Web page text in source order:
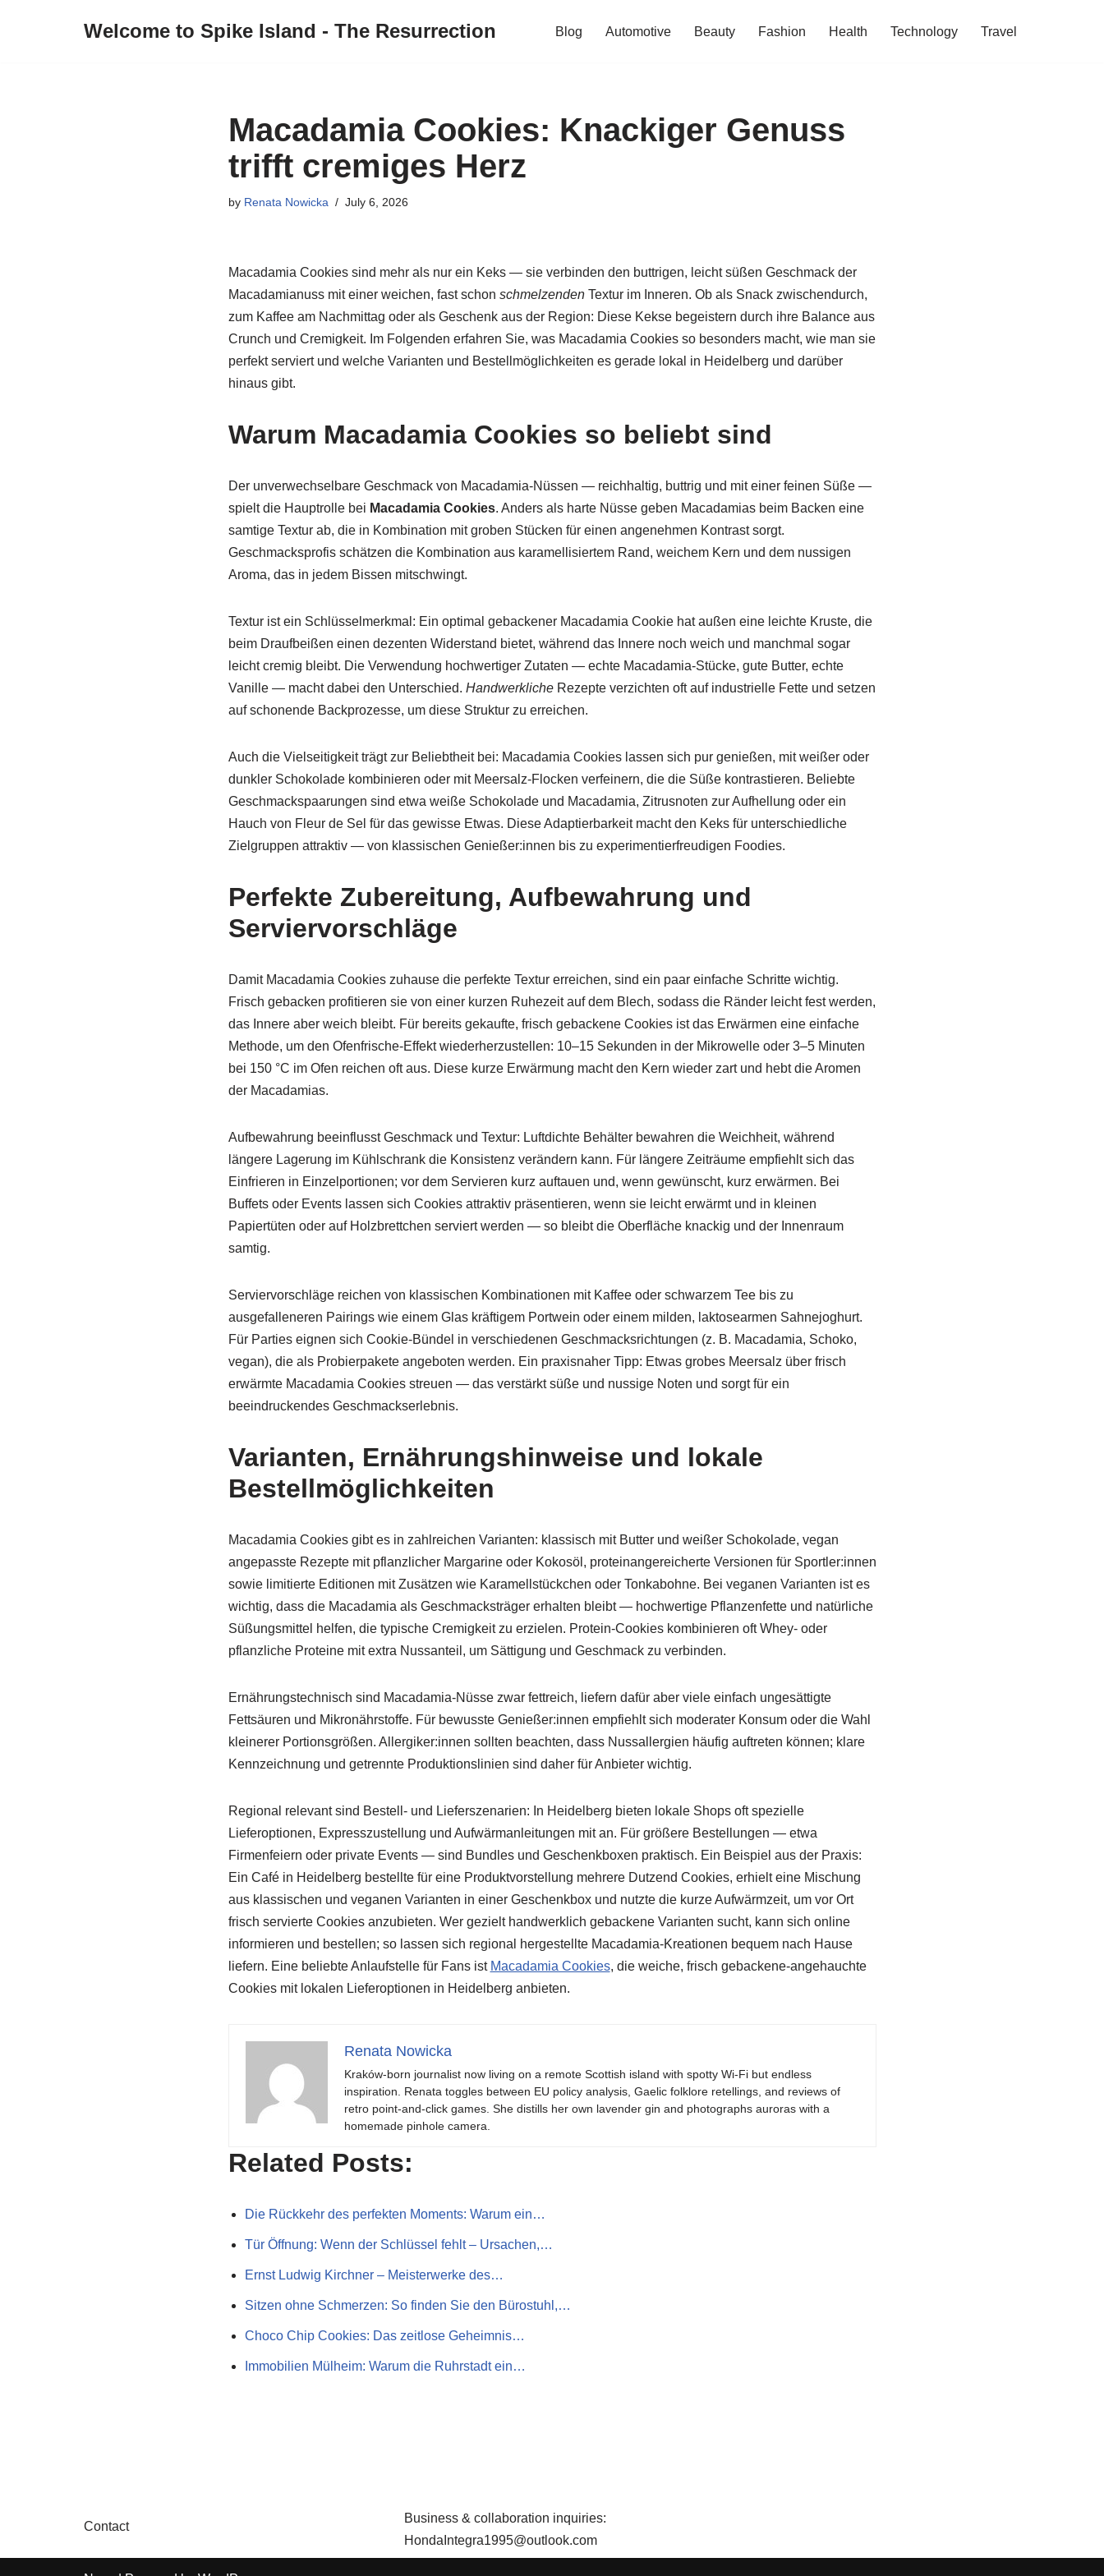
Welcome to Spike Island - The Resurrection Blog Automotive Beauty Fashion Health Technology Travel
Macadamia Cookies: Knackiger Genuss
trifft cremiges Herz
by Renata Nowicka July 6, 2026
Macadamia Cookies sind mehr als nur ein Keks — sie verbinden den buttrigen, leicht süßen Geschmack der
Macadamianuss mit einer weichen, fast schon schmelzendenTextur im Inneren. Ob als Snack zwischendurch,
zum Kaffee am Nachmittag oder als Geschenk aus der Region: Diese Kekse begeistern durch ihre Balance aus
Crunch und Cremigkeit. Im Folgenden erfahren Sie, was Macadamia Cookies so besonders macht, wie man sie
perfekt serviert und welche Varianten und Bestellmöglichkeiten es gerade lokal in Heidelberg und darüber
hinaus gibt.
Warum Macadamia Cookies so beliebt sind
Der unverwechselbare Geschmack von Macadamia-Nüssen — reichhaltig, buttrig und mit einer feinen Süße —
spielt die Hauptrolle bei Macadamia Cookies. Anders als harte Nüsse geben Macadamias beim Backen eine
samtige Textur ab, die in Kombination mit groben Stücken für einen angenehmen Kontrast sorgt.
Geschmacksprofis schätzen die Kombination aus karamellisiertem Rand, weichem Kern und dem nussigen
Aroma, das in jedem Bissen mitschwingt.
Textur ist ein Schlüsselmerkmal: Ein optimal gebackener Macadamia Cookie hat außen eine leichte Kruste, die
beim Draufbeißen einen dezenten Widerstand bietet, während das Innere noch weich und manchmal sogar
leicht cremig bleibt. Die Verwendung hochwertiger Zutaten — echte Macadamia-Stücke, gute Butter, echte
Vanille — macht dabei den Unterschied. HandwerklicheRezepte verzichten oft auf industrielle Fette und setzen
auf schonende Backprozesse, um diese Struktur zu erreichen.
Auch die Vielseitigkeit trägt zur Beliebtheit bei: Macadamia Cookies lassen sich pur genießen, mit weißer oder
dunkler Schokolade kombinieren oder mit Meersalz-Flocken verfeinern, die die Süße kontrastieren. Beliebte
Geschmackspaarungen sind etwa weiße Schokolade und Macadamia, Zitrusnoten zur Aufhellung oder ein
Hauch von Fleur de Sel für das gewisse Etwas. Diese Adaptierbarkeit macht den Keks für unterschiedliche
Zielgruppen attraktiv — von klassischen Genießer:innen bis zu experimentierfreudigen Foodies.
Perfekte Zubereitung, Aufbewahrung und
Serviervorschläge
Damit Macadamia Cookies zuhause die perfekte Textur erreichen, sind ein paar einfache Schritte wichtig.
Frisch gebacken profitieren sie von einer kurzen Ruhezeit auf dem Blech, sodass die Ränder leicht fest werden,
das Innere aber weich bleibt. Für bereits gekaufte, frisch gebackene Cookies ist das Erwärmen eine einfache
Methode, um den Ofenfrische-Effekt wiederherzustellen: 10–15 Sekunden in der Mikrowelle oder 3–5 Minuten
bei 150 °C im Ofen reichen oft aus. Diese kurze Erwärmung macht den Kern wieder zart und hebt die Aromen
der Macadamias.
Aufbewahrung beeinflusst Geschmack und Textur: Luftdichte Behälter bewahren die Weichheit, während
längere Lagerung im Kühlschrank die Konsistenz verändern kann. Für längere Zeiträume empfiehlt sich das
Einfrieren in Einzelportionen; vor dem Servieren kurz auftauen und, wenn gewünscht, kurz erwärmen. Bei
Buffets oder Events lassen sich Cookies attraktiv präsentieren, wenn sie leicht erwärmt und in kleinen
Papiertüten oder auf Holzbrettchen serviert werden — so bleibt die Oberfläche knackig und der Innenraum
samtig.
Serviervorschläge reichen von klassischen Kombinationen mit Kaffee oder schwarzem Tee bis zu
ausgefalleneren Pairings wie einem Glas kräftigem Portwein oder einem milden, laktosearmen Sahnejoghurt.
Für Parties eignen sich Cookie-Bündel in verschiedenen Geschmacksrichtungen (z. B. Macadamia, Schoko,
vegan), die als Probierpakete angeboten werden. Ein praxisnaher Tipp: Etwas grobes Meersalz über frisch
erwärmte Macadamia Cookies streuen — das verstärkt süße und nussige Noten und sorgt für ein
beeindruckendes Geschmackserlebnis.
Varianten, Ernährungshinweise und lokale
Bestellmöglichkeiten
Macadamia Cookies gibt es in zahlreichen Varianten: klassisch mit Butter und weißer Schokolade, vegan
angepasste Rezepte mit pflanzlicher Margarine oder Kokosöl, proteinangereicherte Versionen für Sportler:innen
sowie limitierte Editionen mit Zusätzen wie Karamellstückchen oder Tonkabohne. Bei veganen Varianten ist es
wichtig, dass die Macadamia als Geschmacksträger erhalten bleibt — hochwertige Pflanzenfette und natürliche
Süßungsmittel helfen, die typische Cremigkeit zu erzielen. Protein-Cookies kombinieren oft Whey- oder
pflanzliche Proteine mit extra Nussanteil, um Sättigung und Geschmack zu verbinden.
Ernährungstechnisch sind Macadamia-Nüsse zwar fettreich, liefern dafür aber viele einfach ungesättigte
Fettsäuren und Mikronährstoffe. Für bewusste Genießer:innen empfiehlt sich moderater Konsum oder die Wahl
kleinerer Portionsgrößen. Allergiker:innen sollten beachten, dass Nussallergien häufig auftreten können; klare
Kennzeichnung und getrennte Produktionslinien sind daher für Anbieter wichtig.
Regional relevant sind Bestell- und Lieferszenarien: In Heidelberg bieten lokale Shops oft spezielle
Lieferoptionen, Expresszustellung und Aufwärmanleitungen mit an. Für größere Bestellungen — etwa
Firmenfeiern oder private Events — sind Bundles und Geschenkboxen praktisch. Ein Beispiel aus der Praxis:
Ein Café in Heidelberg bestellte für eine Produktvorstellung mehrere Dutzend Cookies, erhielt eine Mischung
aus klassischen und veganen Varianten in einer Geschenkbox und nutzte die kurze Aufwärmzeit, um vor Ort
frisch servierte Cookies anzubieten. Wer gezielt handwerklich gebackene Varianten sucht, kann sich online
informieren und bestellen; so lassen sich regional hergestellte Macadamia-Kreationen bequem nach Hause
liefern. Eine beliebte Anlaufstelle für Fans ist Macadamia Cookies, die weiche, frisch gebackene-angehauchte
Cookies mit lokalen Lieferoptionen in Heidelberg anbieten.
Renata Nowicka
Kraków-born journalist now living on a remote Scottish island with spotty Wi-Fi but endless
inspiration. Renata toggles between EU policy analysis, Gaelic folklore retellings, and reviews of
retro point-and-click games. She distills her own lavender gin and photographs auroras with a
homemade pinhole camera.
Related Posts:
Die Rückkehr des perfekten Moments: Warum ein…
Tür Öffnung: Wenn der Schlüssel fehlt – Ursachen,…
Ernst Ludwig Kirchner – Meisterwerke des…
Sitzen ohne Schmerzen: So finden Sie den Bürostuhl,…
Choco Chip Cookies: Das zeitlose Geheimnis…
Immobilien Mülheim: Warum die Ruhrstadt ein…
Contact
Business & collaboration inquiries:
HondaIntegra1995@outlook.com